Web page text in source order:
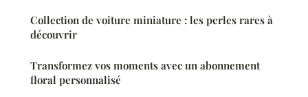
Collection de voiture miniature : les perles rares à
découvrir
Transformez vos moments avec un abonnement
floral personnalisé